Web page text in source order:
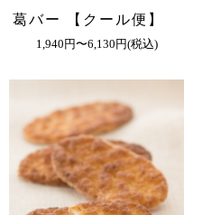
葛バー 【クール便】
1,940円〜6,130円(税込)